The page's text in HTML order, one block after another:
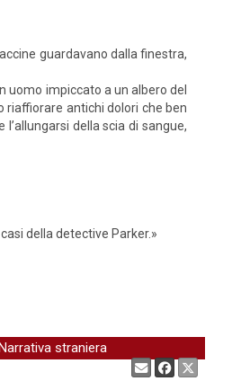
guardavano dalla finestra,
uomo impiccato a un albero del
riaffiorare antichi dolori che ben
della scia di sangue,
della detective Parker.»
straniera